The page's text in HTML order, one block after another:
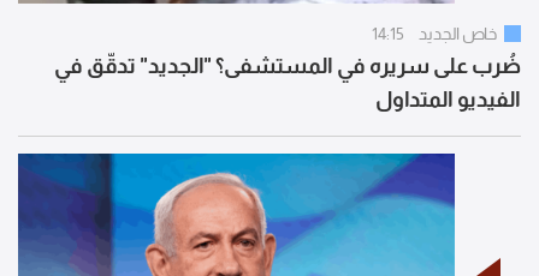
خاص الجديد 14:15
ضُرب على سريره في المستشفى؟ "الجديد" تدقّق في
الفيديو المتداول